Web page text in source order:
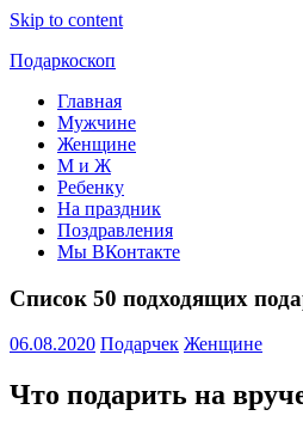
Skip to content
Подаркоскоп
Поможем
выбрать
подарить
Главная
Мужчине
Женщине
М и Ж
Ребенку
На праздник
Поздравления
Мы ВКонтакте
Список 50 подходящих
06.08.2020 Подарчек Женщине
Что подарить на